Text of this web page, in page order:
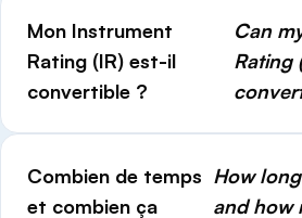
Mon Instrument
Rating (IR) est-il
convertible ?
Can
Rating
Combien de temps
et combien ça
How
and how